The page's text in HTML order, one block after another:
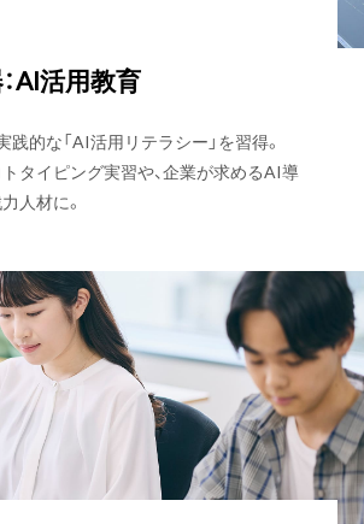
AI活用教育
践的な「AI活用リテラシー」を習得。
タイピング実習や、企業が求めるAI導
人材に。